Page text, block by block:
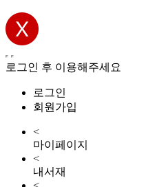
로그인 후 이용해주세요
로그인
회원가입
<
마이페이지
<
내서재